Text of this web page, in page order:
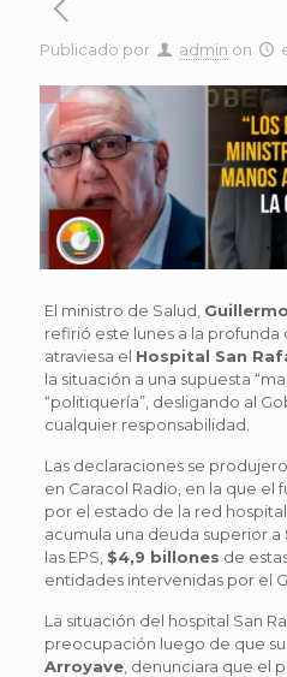
Publicado por admin on
El ministro de Salud,
refirió este lunes a la profunda
atraviesa el Hospital San
la situación a una supuesta
“politiquería”, desligando al
cualquier responsabilidad.
Las declaraciones se
en Caracol Radio, en la que
por el estado de la red
acumula una deuda superior a
las EPS, $4,9 billones de
entidades intervenidas por el
La situación del hospital San
preocupación luego de que
Arroyave, denunciara que el